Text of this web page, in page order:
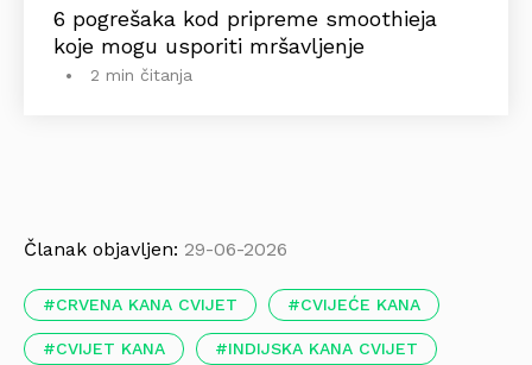
6 pogrešaka kod pripreme smoothieja
koje mogu usporiti mršavljenje
2 min čitanja
Članak objavljen: 29-06-2026
CRVENA KANA CVIJET CVIJEĆE KANA
CVIJET KANA INDIJSKA KANA CVIJET